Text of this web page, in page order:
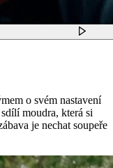
o svém nastavení
moudra, která si
je nechat soupeře